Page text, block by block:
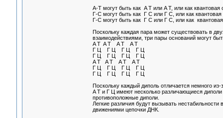
A-T могут быть как A T или A T, или как квантовая
Г-C могут быть как Г C или Г C, или как
Г-C могут быть как Г C или Г C, или как
Поскольку каждая пара может существовать в
взаимодействиями, три пары оснований могут
A T A T A T A T
Г Ц Г Ц Г Ц Г Ц
Г Ц Г Ц Г Ц Г Ц
A T A T A T A T
Г Ц Г Ц Г Ц Г Ц
Г Ц Г Ц Г Ц Г Ц
Поскольку каждый диполь отличается немного
A T и Г Ц имеют несколько различающиеся
противоположные диполи.
Легкие различия будут вызывать
движениями цепочки ДНК.